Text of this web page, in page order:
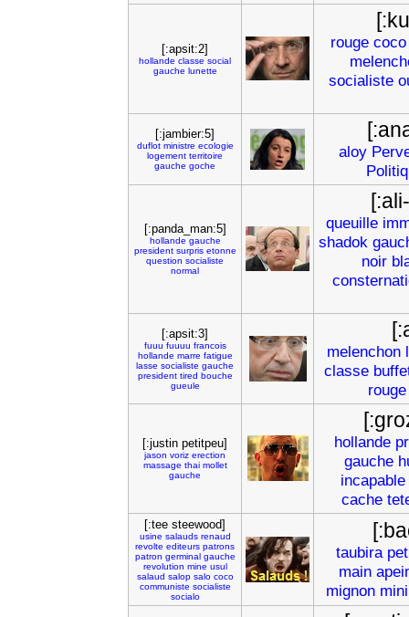
[:apsit:2]
hollande classe social
gauche lunette
rouge coco
socialiste
[:jambier:5]
duflot ministre ecologie
logement territoire
gauche goche
aloy
[:panda_man:5]
hollande gauche
president surpris etonne
question socialiste
normal
queuille
shadok
noir
[:apsit:3]
fuuu fuuuu francois
hollande marre fatigue
lasse socialiste gauche
president tired bouche
gueule
melenchon
classe
rouge
[:justin petitpeu]
jason voriz erection
massage thai mollet
gauche
hollande
gauche
incapable
cache
[:tee steewood]
usine salauds renaud
revolte editeurs patrons
patron germinal gauche
revolution mine usul
salaud salop salo coco
communiste socialiste
socialo
taubira
main
mignon mini